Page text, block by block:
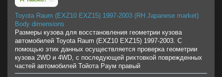
Toyota Raum (EXZ10 EXZ15) 1997-2003 (RH Japanese market)
Body dimensions
Размеры кузова для восстановления геометрии кузова
автомобилей Toyota Raum (EXZ10 EXZ15) 1997-2003. С
помощью этих данных осуществляется проверка геометрии
кузова 2WD и 4WD, с последующей рихтовкой поврежденных
частей автомобилей Тойота Раум правый